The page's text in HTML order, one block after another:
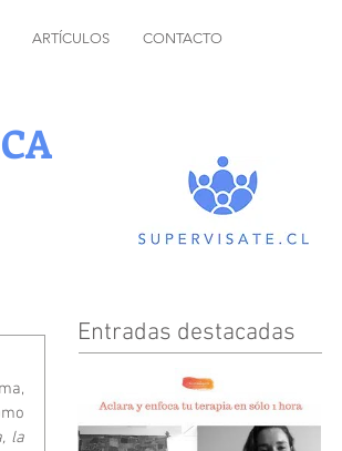
ARTÍCULOS CONTACTO
la
Entradas destacadas